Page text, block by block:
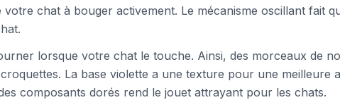
chat à bouger activement. Le mécanisme oscillant fait
lorsque votre chat le touche. Ainsi, des morceaux de
La base violette a une texture pour une meilleure
composants dorés rend le jouet attrayant pour les chats.